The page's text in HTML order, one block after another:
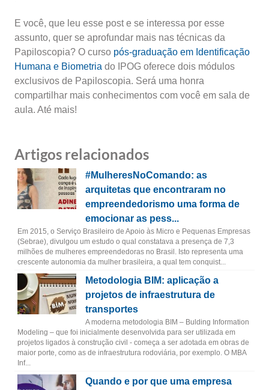
E você, que leu esse post e se interessa por esse
assunto, quer se aprofundar mais nas técnicas da
Papiloscopia? O curso pós-graduação em Identificação
Humana e Biometria do IPOG oferece dois módulos
exclusivos de Papiloscopia. Será uma honra
compartilhar mais conhecimentos com você em sala de
aula. Até mais!
Artigos relacionados
#MulheresNoComando: as
arquitetas que encontraram no
empreendedorismo uma forma de
emocionar as pess...
Em 2015, o Serviço Brasileiro de Apoio às Micro e Pequenas Empresas
(Sebrae), divulgou um estudo o qual constatava a presença de 7,3
milhões de mulheres empreendedoras no Brasil. Isto representa uma
crescente autonomia da mulher brasileira, a qual tem conquist...
Metodologia BIM: aplicação a
projetos de infraestrutura de
transportes
A moderna metodologia BIM – Bulding Information
Modeling – que foi inicialmente desenvolvida para ser utilizada em
projetos ligados à construção civil - começa a ser adotada em obras de
maior porte, como as de infraestrutura rodoviária, por exemplo. O MBA
Inf...
Quando e por que uma empresa